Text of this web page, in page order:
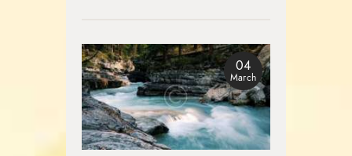
04
March